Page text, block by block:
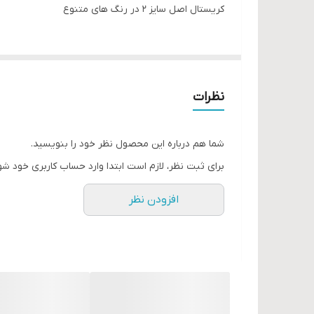
کریستال اصل سایز ۲ در رنگ‌ های متنوع
نظرات
شما هم درباره این محصول نظر خود را بنویسید.
برای ثبت نظر، لازم است ابتدا وارد حساب کاربری خود
افزودن نظر